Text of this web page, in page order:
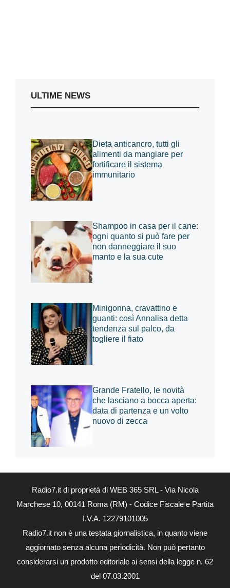
ULTIME NEWS
Dieta anticancro, tutti gli
alimenti da mangiare per
fortificare il sistema
immunitario
Shampoo in casa per il cane:
ogni quanto si può fare per
non danneggiare il suo
manto e la sua cute
Minigonna, cravattino e
guanti: così Annalisa detta
tendenza sul palco, da
togliere il fiato
Grande Fratello, le novità
che lasciano a bocca aperta:
data di partenza e un volto
nuovo di zecca
Radio7.it di proprietà di WEB 365 SRL - Via Nicola
Marchese 10, 00141 Roma (RM) - Codice Fiscale e Partita
I.V.A. 12279101005
Radio7.it non è una testata giornalistica, in quanto viene
aggiornato senza alcuna periodicità. Non può pertanto
considerarsi un prodotto editoriale ai sensi della legge n. 62
del 07.03.2001